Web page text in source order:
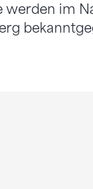
werden im